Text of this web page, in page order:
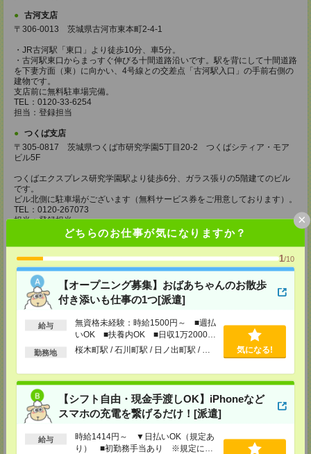
どちらのお仕事が気になりますか？
1/10
【オープニング募集】おばあちゃんのお散歩
付き添いも仕事の1つ[派遣]
給与
無資格未経験：時給1500円～ ■週払
いOK ■扶養内OK ■日収1万2000円
以上
勤務地 桜木町駅 / 石川町駅 / 日ノ出町駅 / … 気になる!
【シフト自由・現金手渡しOK】iPhoneなど
スマホの充電を繋げるだけ！[派遣]
給与
時給1414円～ ▼日払いOK（規定あ
り） ■初勤務手当あり ※規定によ
×
古河支店
〒306-0013 茨城県古河市東本町2-4-1
・JR古河駅「東口」より徒歩10分、車5分。
・古河駅東口からまっすぐ伸びる十間道路沿いです。駅を背にして十間道路
を下妻方面（東）に向かい、4号線との交差点「古河駅入口」の手前右側の
建物です。
支店前に無料駐車場完備。
TEL：0120-33-6254
担当：登録担当
つくば支店
〒305-0817 茨城県つくば市研究学園5丁目20-2 つくばシティア・モア
ビル5F
つくばエクスプレス研究学園駅より徒歩6分、ガラス張りの5階建てのビル
です。
ビル北側に駐車場がございます（無料サービス券をご用意しております）。
TEL：0120-267073
担当：登録担当
〒310-0803 茨城県水戸市城南3-10-17 カーニープレイス水戸1F
水戸駅南口より徒歩15分。
ビル東側に無料駐車場あり。
TEL：0120-451093
担当：登録担当
高崎支店
〒370-0851 群馬県高崎市上中居町175-1 カツミビル1F
・車：国道17号下之城交差点を環状線に曲がります。「酒のやまや」を過
ぎ、左側にラーメン店の看板があります。その隣のビルの1階です。向かい
に「シューマート」があります。
支店の目の前に無料駐車場あり。
TEL：0120-243918
担当：登録担当
久喜支店